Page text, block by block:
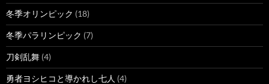
冬季オリンピック (18)
冬季パラリンピック (7)
刀剣乱舞 (4)
勇者ヨシヒコと導かれし七人 (4)